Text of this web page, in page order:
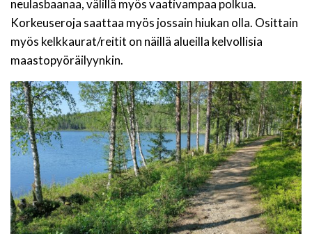
neulasbaanaa, välillä myös vaativampaa polkua.
Korkeuseroja saattaa myös jossain hiukan olla. Osittain
myös kelkkaurat/reitit on näillä alueilla kelvollisia
maastopyöräilyynkin.